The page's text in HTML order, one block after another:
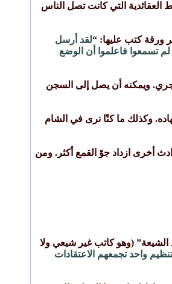
العقائدية التي كانت تصل الناس
ورقة كتب عليها: “لقد أرسل
لم تسمعوا فاعلموا أن الوضع
ويمكنه أن يصل إلى السجن
وكذلك ما كنّا نرى في الشام
أخرى ازداد جوّ القمع أكثر. ومن
الشيعة” (وهو كاتب غير شيعي ولا
واحد تجمعهم الاعتقادات